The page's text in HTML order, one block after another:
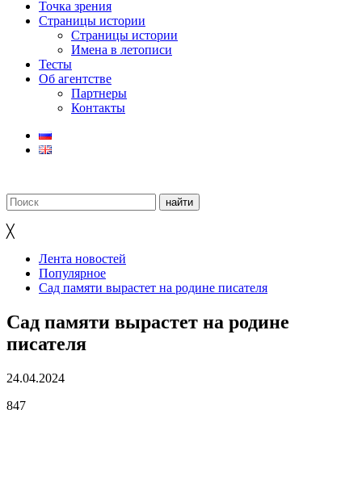
Точка зрения
Страницы истории
Страницы истории
Имена в летописи
Тесты
Об агентстве
Партнеры
Контакты
╳
Лента новостей
Популярное
Сад памяти вырастет на родине писателя
Сад памяти вырастет на родине
писателя
24.04.2024
847